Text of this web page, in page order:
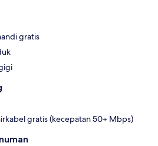
gratis
gratis (kecepatan 50+ Mbps)